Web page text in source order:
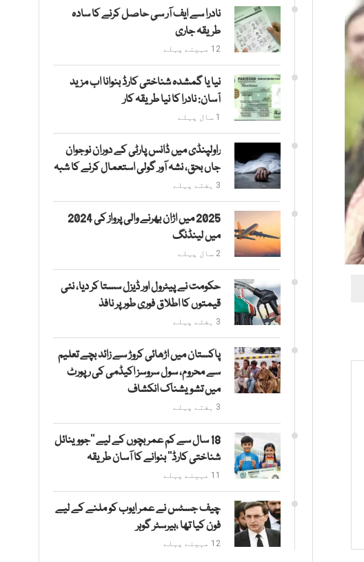
نادرا سے ایف آر سی حاصل کرنے کا سادہ
طریقہ جاری
12 مہینے پہلے
نیا یا گمشدہ شناختی کارڈ بنوانا اب مزید
آسان: نادرا کا نیا طریقہ کار
1 سال پہلے
راولپنڈی میں ڈانس پارٹی کے دوران نوجوان
جاں بحق، نشہ آور گولی استعمال کرنے کا شبہ
3 ہفتے پہلے
2025 میں اڑان بھرنے والی پرواز کی 2024
میں لینڈنگ
2 سال پہلے
حکومت نے پیٹرول اور ڈیزل سستا کر دیا، نئی
قیمتوں کا اطلاق فوری طور پر نافذ
3 ہفتے پہلے
پاکستان میں اڑھائی کروڑ سے زائد بچے تعلیم
سے محروم، سول سروسز اکیڈمی کی رپورٹ
میں تشویشناک انکشاف
3 ہفتے پہلے
18 سال سے کم عمر بچوں کے لیے ’’جووینائل
شناختی کارڈ‘‘ بنوانے کا آسان طریقہ
11 مہینے پہلے
چیف جسٹس نے عمر ایوب کو ملنے کے لیے
فون کیا تھا ،بیرسٹر گوہر
12 مہینے پہلے